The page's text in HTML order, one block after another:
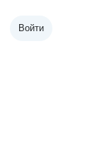
Войти